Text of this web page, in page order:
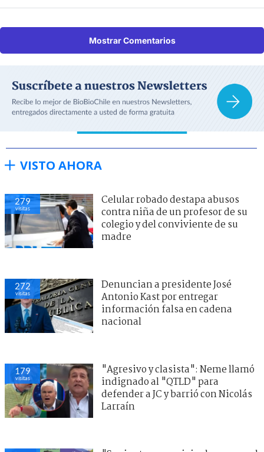
Mostrar Comentarios
VISTO AHORA
279
visitas
Celular robado destapa abusos
contra niña de un profesor de su
colegio y del conviviente de su
madre
272
visitas
Denuncian a presidente José
Antonio Kast por entregar
información falsa en cadena
nacional
179
visitas
"Agresivo y clasista": Neme llamó
indignado al "QTLD" para
defender a JC y barrió con Nicolás
Larraín